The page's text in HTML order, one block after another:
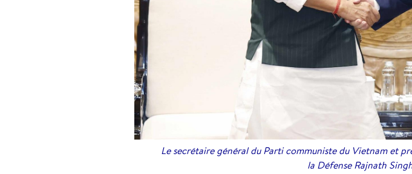
Le secrétaire général du Parti communiste du Vietnam et
la Défense Rajnath